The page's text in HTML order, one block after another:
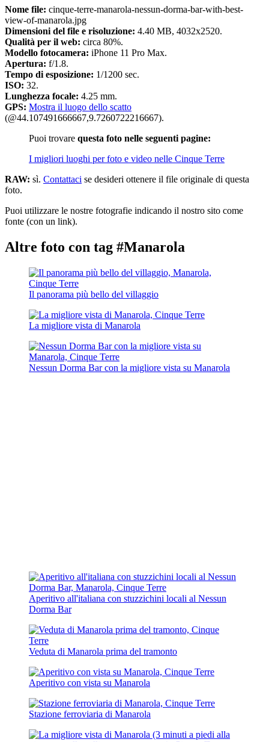
Nome file: cinque-terre-manarola-nessun-dorma-bar-with-best-
view-of-manarola.jpg
Dimensioni del file e risoluzione: 4.40 MB, 4032x2520.
Qualità per il web: circa 80%.
Modello fotocamera: iPhone 11 Pro Max.
Apertura: f/1.8.
Tempo di esposizione: 1/1200 sec.
ISO: 32.
Lunghezza focale: 4.25 mm.
GPS: Mostra il luogo dello scatto
(@44.107491666667,9.7260722216667).
Puoi trovare questa foto nelle seguenti pagine:
I migliori luoghi per foto e video nelle Cinque Terre
RAW: sì. Contattaci se desideri ottenere il file originale di questa
foto.
Puoi utilizzare le nostre fotografie indicando il nostro sito come
fonte (con un link).
Altre foto con tag #Manarola
Il panorama più bello del villaggio
La migliore vista di Manarola
Nessun Dorma Bar con la migliore vista su Manarola
Aperitivo all'italiana con stuzzichini locali al Nessun
Dorma Bar
Veduta di Manarola prima del tramonto
Aperitivo con vista su Manarola
Stazione ferroviaria di Manarola